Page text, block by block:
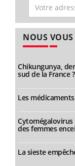
NOUS
Chikungunya,
sud de la France ?
Les
Cytomégalovirus
des femmes
La sieste